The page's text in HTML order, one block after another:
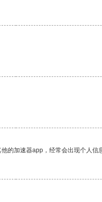
的加速器app，经常会出现个人信